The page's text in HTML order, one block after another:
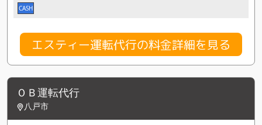
CASH
エスティー運転代行の料金詳細を見る
ＯＢ運転代行
八戸市